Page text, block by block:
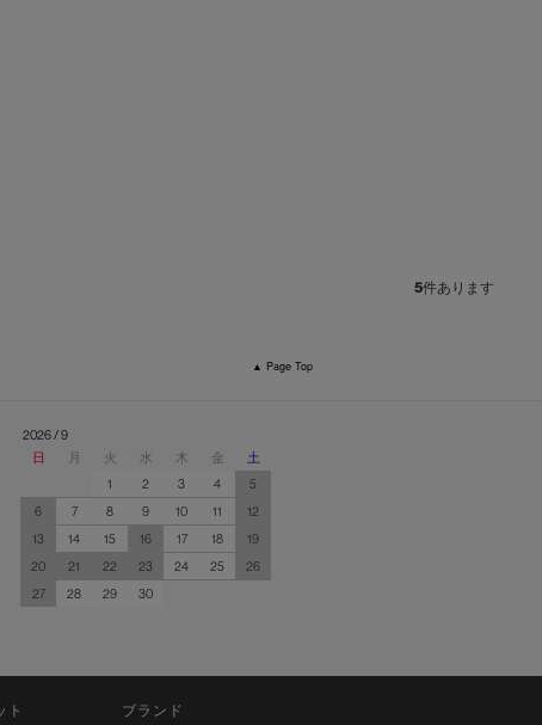
5件あります
▲ Page Top
2026 / 9
日
月 火 水 木 金
土
1
2 3 4
5
6
7 8 9 10 11
12
13
14 15 16 17 18
19
20
21 22 23 24 25
26
27
28 29 30
ト ブランド